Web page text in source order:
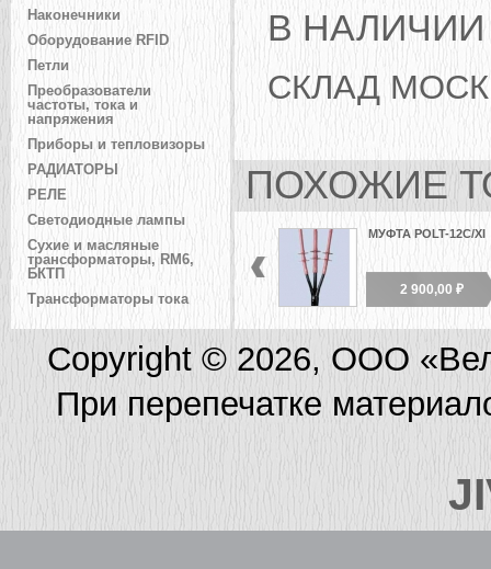
Наконечники
Оборудование RFID
Петли
Преобразователи
частоты, тока и
напряжения
Приборы и тепловизоры
РАДИАТОРЫ
РЕЛЕ
Светодиодные лампы
Сухие и масляные
трансформаторы, RM6,
БКТП
Трансформаторы тока
В НАЛИЧИИ
СКЛАД
ПОХОЖИЕ
МУФТА POLT-12C/XI
2 900,00 ₽
Copyright © 2026, ООО
При перепечатке